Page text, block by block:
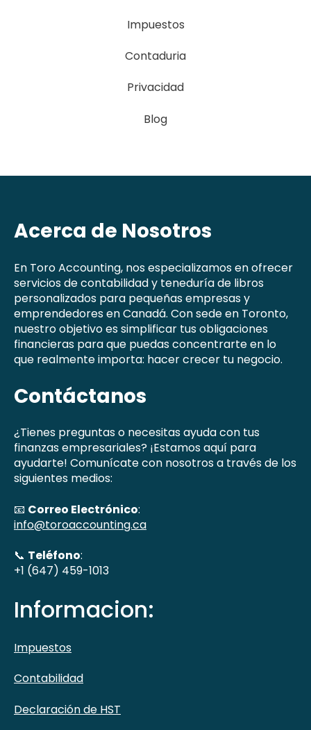
Impuestos
Contaduria
Privacidad
Blog
Acerca de Nosotros
En Toro Accounting, nos especializamos en ofrecer
servicios de contabilidad y teneduría de libros
personalizados para pequeñas empresas y
emprendedores en Canadá. Con sede en Toronto,
nuestro objetivo es simplificar tus obligaciones
financieras para que puedas concentrarte en lo
que realmente importa: hacer crecer tu negocio.
Contáctanos
¿Tienes preguntas o necesitas ayuda con tus
finanzas empresariales? ¡Estamos aquí para
ayudarte! Comunícate con nosotros a través de los
siguientes medios:
📧 Correo Electrónico:
info@toroaccounting.ca
📞 Teléfono:
+1 (647) 459-1013
Informacion:
Impuestos
Contabilidad
Declaración de HST